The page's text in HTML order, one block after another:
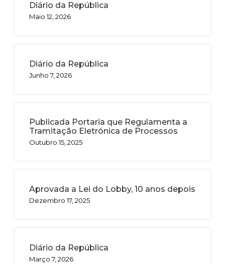
Diário da República
Maio 12, 2026
Diário da República
Junho 7, 2026
Publicada Portaria que Regulamenta a
Tramitação Eletrónica de Processos
Outubro 15, 2025
Aprovada a Lei do Lobby, 10 anos depois
Dezembro 17, 2025
Diário da República
Março 7, 2026